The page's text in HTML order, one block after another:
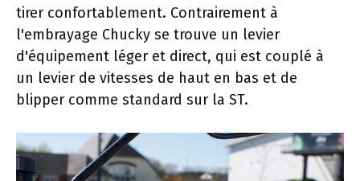
tirer confortablement. Contrairement à
l'embrayage Chucky se trouve un levier
d'équipement léger et direct, qui est couplé à
un levier de vitesses de haut en bas et de
blipper comme standard sur la ST.